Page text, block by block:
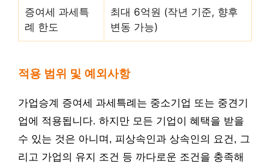
증여세 과세특
례 한도
최대 6억원 (작년 기준, 향후
변동 가능)
적용 범위 및 예외사항
가업승계 증여세 과세특례는 중소기업 또는 중견기
업에 적용됩니다. 하지만 모든 기업이 혜택을 받을
수 있는 것은 아니며, 피상속인과 상속인의 요건, 그
리고 가업의 유지 조건 등 까다로운 조건을 충족해